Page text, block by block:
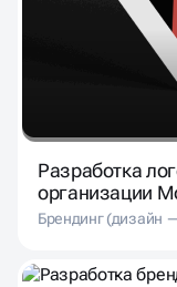
Разработка
организации
Брендинг (дизайн